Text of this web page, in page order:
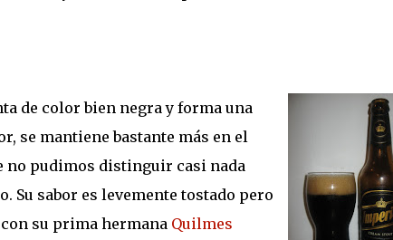
de color bien negra y forma una
se mantiene bastante más en el
no pudimos distinguir casi nada
Su sabor es levemente tostado pero
su prima hermana Quilmes